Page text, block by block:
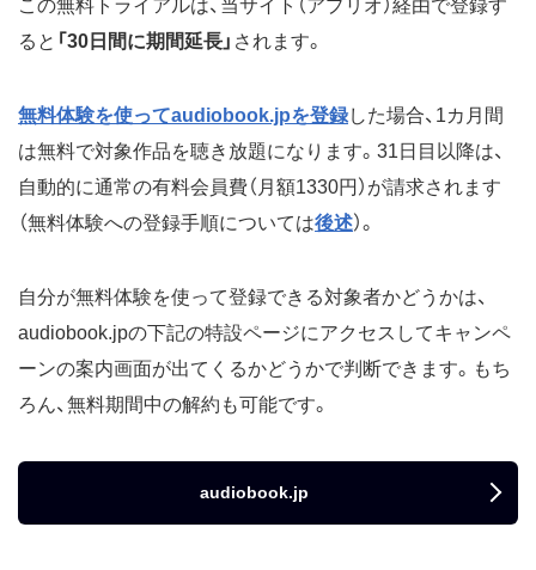
この無料トライアルは、当サイト（アプリオ）経由で登録す
ると 「30日間に期間延長」 されます。
無料体験を使ってaudiobook.jpを登録した場合、1カ月間
は無料で対象作品を聴き放題になります。31日目以降は、
自動的に通常の有料会員費（月額1330円）が請求されます
（無料体験への登録手順については後述）。
自分が無料体験を使って登録できる対象者かどうかは、
audiobook.jpの下記の特設ページにアクセスしてキャンペ
ーンの案内画面が出てくるかどうかで判断できます。もち
ろん、無料期間中の解約も可能です。
audiobook.jp